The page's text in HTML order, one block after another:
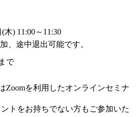
木) 11:00～11:30
、途中退出可能です。
で
Zoomを利用したオンラインセミナ
トをお持ちでない方もご参加いた